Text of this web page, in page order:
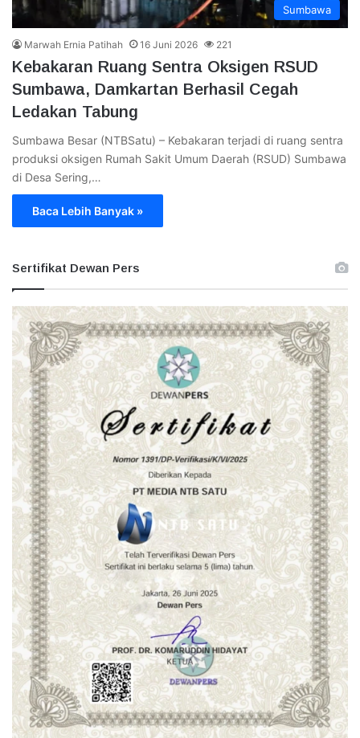
Sumbawa
Marwah Ernia Patihah 16 Juni 2026 221
Kebakaran Ruang Sentra Oksigen RSUD
Sumbawa, Damkartan Berhasil Cegah
Ledakan Tabung
Sumbawa Besar (NTBSatu) – Kebakaran terjadi di ruang sentra
produksi oksigen Rumah Sakit Umum Daerah (RSUD) Sumbawa
di Desa Sering,…
Baca Lebih Banyak »
Sertifikat Dewan Pers